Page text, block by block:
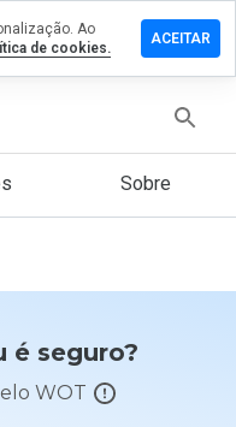
Sobre
é seguro?
WOT
Ao
de cookies.
ACEITAR